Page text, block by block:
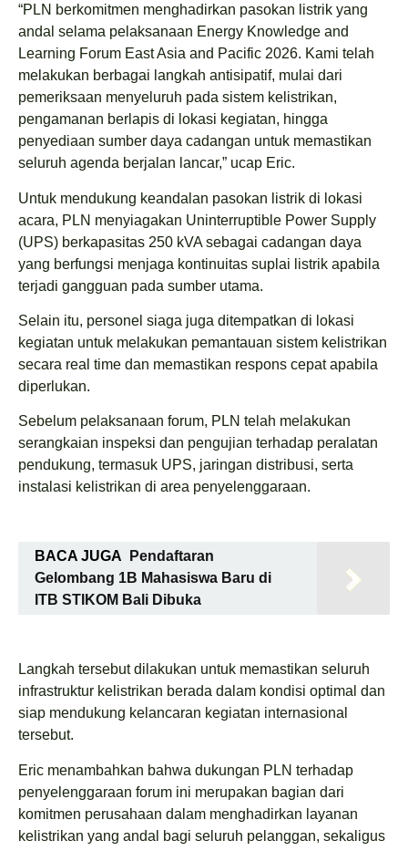
“PLN berkomitmen menghadirkan pasokan listrik yang
andal selama pelaksanaan Energy Knowledge and
Learning Forum East Asia and Pacific 2026. Kami telah
melakukan berbagai langkah antisipatif, mulai dari
pemeriksaan menyeluruh pada sistem kelistrikan,
pengamanan berlapis di lokasi kegiatan, hingga
penyediaan sumber daya cadangan untuk memastikan
seluruh agenda berjalan lancar,” ucap Eric.
Untuk mendukung keandalan pasokan listrik di lokasi
acara, PLN menyiagakan Uninterruptible Power Supply
(UPS) berkapasitas 250 kVA sebagai cadangan daya
yang berfungsi menjaga kontinuitas suplai listrik apabila
terjadi gangguan pada sumber utama.
Selain itu, personel siaga juga ditempatkan di lokasi
kegiatan untuk melakukan pemantauan sistem kelistrikan
secara real time dan memastikan respons cepat apabila
diperlukan.
Sebelum pelaksanaan forum, PLN telah melakukan
serangkaian inspeksi dan pengujian terhadap peralatan
pendukung, termasuk UPS, jaringan distribusi, serta
instalasi kelistrikan di area penyelenggaraan.
BACA JUGA
Pendaftaran
Gelombang 1B Mahasiswa Baru di
ITB STIKOM Bali Dibuka
Langkah tersebut dilakukan untuk memastikan seluruh
infrastruktur kelistrikan berada dalam kondisi optimal dan
siap mendukung kelancaran kegiatan internasional
tersebut.
Eric menambahkan bahwa dukungan PLN terhadap
penyelenggaraan forum ini merupakan bagian dari
komitmen perusahaan dalam menghadirkan layanan
kelistrikan yang andal bagi seluruh pelanggan, sekaligus